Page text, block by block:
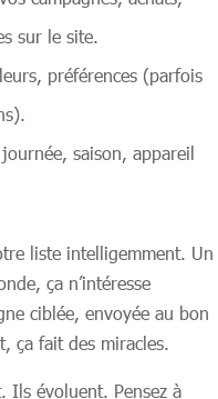
sur le site.
préférences (parfois
saison, appareil
liste intelligemment. Un
ça n’intéresse
ciblée, envoyée au bon
ça fait des miracles.
Ils évoluent. Pensez à